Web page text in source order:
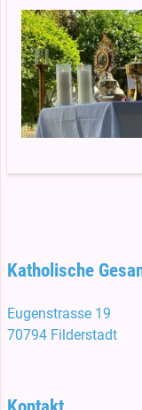
Katholische
Eugenstrasse 19
70794 Filderstadt